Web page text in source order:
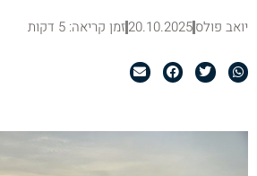
יואב פולס20.10.2025זמן קריאה: 5 דקות